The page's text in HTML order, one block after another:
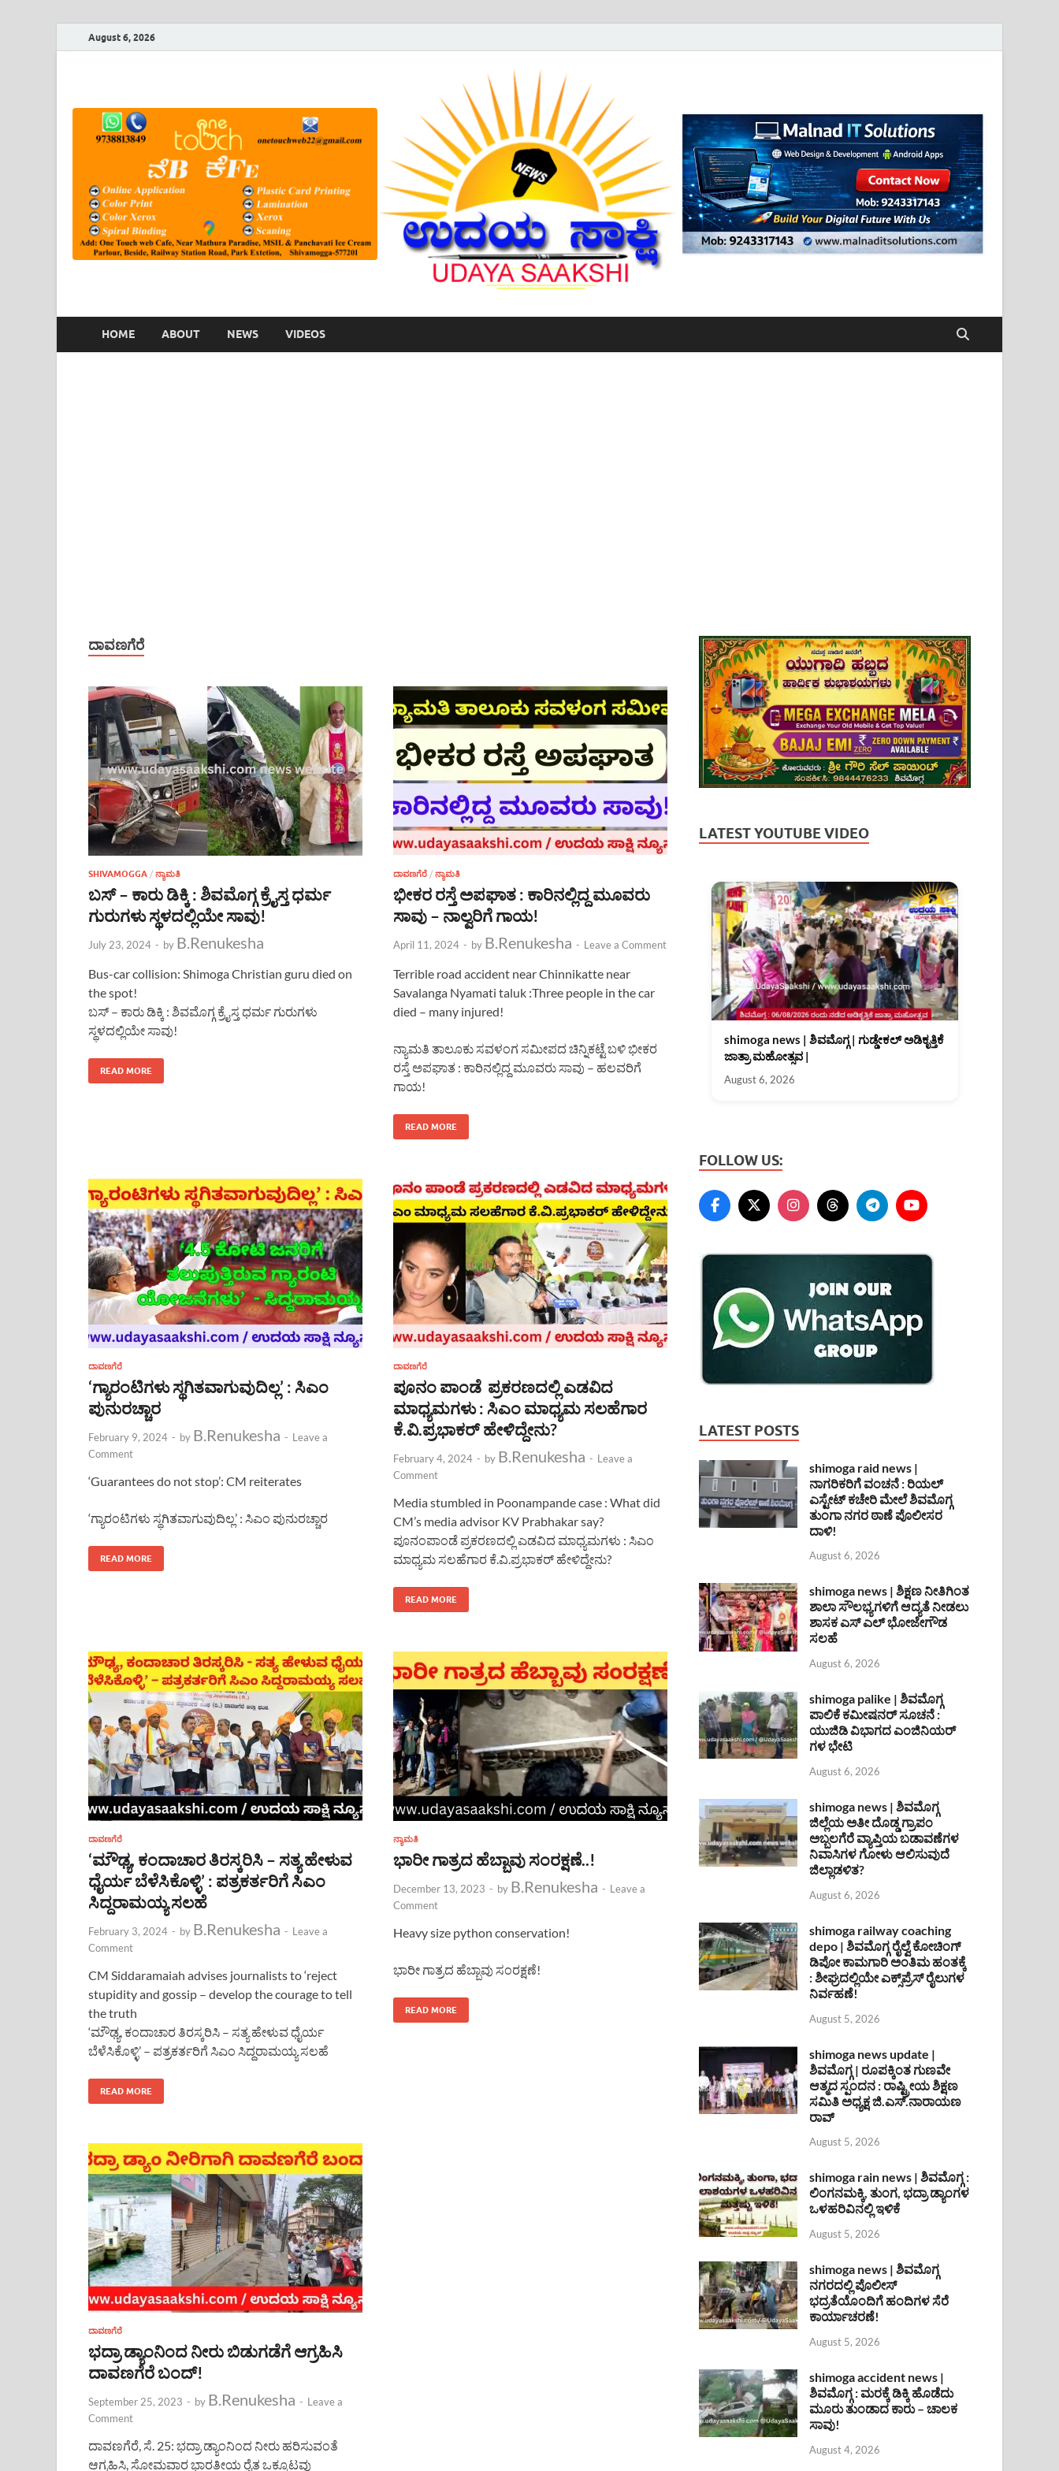
August 6, 2026
HOME ABOUT NEWS VIDEOS
ದಾವಣಗೆರೆ
SHIVAMOGGA / ನ್ಯಾಮತಿ
ಬಸ್ – ಕಾರು ಡಿಕ್ಕಿ : ಶಿವಮೊಗ್ಗ ಕ್ರೈಸ್ತ ಧರ್ಮ
ಗುರುಗಳು ಸ್ಥಳದಲ್ಲಿಯೇ ಸಾವು!
July 23, 2024 - by B.Renukesha
Bus-car collision: Shimoga Christian guru died on
the spot!
ಬಸ್ – ಕಾರು ಡಿಕ್ಕಿ : ಶಿವಮೊಗ್ಗ ಕ್ರೈಸ್ತ ಧರ್ಮ ಗುರುಗಳು
ಸ್ಥಳದಲ್ಲಿಯೇ ಸಾವು!
READ MORE
ದಾವಣಗೆರೆ / ನ್ಯಾಮತಿ
ಭೀಕರ ರಸ್ತೆ ಅಪಘಾತ : ಕಾರಿನಲ್ಲಿದ್ದ ಮೂವರು
ಸಾವು – ನಾಲ್ವರಿಗೆ ಗಾಯ!
April 11, 2024 - by B.Renukesha - Leave a Comment
Terrible road accident near Chinnikatte near
Savalanga Nyamati taluk :Three people in the car
died – many injured!
ನ್ಯಾಮತಿ ತಾಲೂಕು ಸವಳಂಗ ಸಮೀಪದ ಚಿನ್ನಿಕಟ್ಟೆ ಬಳಿ ಭೀಕರ
ರಸ್ತೆ ಅಪಘಾತ : ಕಾರಿನಲ್ಲಿದ್ದ ಮೂವರು ಸಾವು – ಹಲವರಿಗೆ
ಗಾಯ!
READ MORE
ದಾವಣಗೆರೆ
‘ಗ್ಯಾರಂಟಿಗಳು ಸ್ಥಗಿತವಾಗುವುದಿಲ್ಲ’ : ಸಿಎಂ
ಪುನುರಚ್ಚಾರ
February 9, 2024 - by B.Renukesha - Leave a
Comment
‘Guarantees do not stop’: CM reiterates
‘ಗ್ಯಾರಂಟಿಗಳು ಸ್ಥಗಿತವಾಗುವುದಿಲ್ಲ’ : ಸಿಎಂ ಪುನುರಚ್ಚಾರ
READ MORE
ದಾವಣಗೆರೆ
ಪೂನಂ ಪಾಂಡೆ ಪ್ರಕರಣದಲ್ಲಿ ಎಡವಿದ
ಮಾಧ್ಯಮಗಳು : ಸಿಎಂ ಮಾಧ್ಯಮ ಸಲಹೆಗಾರ
ಕೆ.ವಿ.ಪ್ರಭಾಕರ್ ಹೇಳಿದ್ದೇನು?
February 4, 2024 - by B.Renukesha - Leave a
Comment
Media stumbled in Poonampande case : What did
CM’s media advisor KV Prabhakar say?
ಪೂನಂಪಾಂಡೆ ಪ್ರಕರಣದಲ್ಲಿ ಎಡವಿದ ಮಾಧ್ಯಮಗಳು : ಸಿಎಂ
ಮಾಧ್ಯಮ ಸಲಹೆಗಾರ ಕೆ.ವಿ.ಪ್ರಭಾಕರ್ ಹೇಳಿದ್ದೇನು?
READ MORE
ದಾವಣಗೆರೆ
‘ಮೌಢ್ಯ, ಕಂದಾಚಾರ ತಿರಸ್ಕರಿಸಿ – ಸತ್ಯ ಹೇಳುವ
ಧೈರ್ಯ ಬೆಳೆಸಿಕೊಳ್ಳಿ’ : ಪತ್ರಕರ್ತರಿಗೆ ಸಿಎಂ
ಸಿದ್ದರಾಮಯ್ಯ ಸಲಹೆ
February 3, 2024 - by B.Renukesha - Leave a
Comment
CM Siddaramaiah advises journalists to ‘reject
stupidity and gossip – develop the courage to tell
the truth
‘ಮೌಢ್ಯ, ಕಂದಾಚಾರ ತಿರಸ್ಕರಿಸಿ – ಸತ್ಯ ಹೇಳುವ ಧೈರ್ಯ
ಬೆಳೆಸಿಕೊಳ್ಳಿ’ – ಪತ್ರಕರ್ತರಿಗೆ ಸಿಎಂ ಸಿದ್ದರಾಮಯ್ಯ ಸಲಹೆ
READ MORE
ನ್ಯಾಮತಿ
ಭಾರೀ ಗಾತ್ರದ ಹೆಬ್ಬಾವು ಸಂರಕ್ಷಣೆ..!
December 13, 2023 - by B.Renukesha - Leave a
Comment
Heavy size python conservation!
ಭಾರೀ ಗಾತ್ರದ ಹೆಬ್ಬಾವು ಸಂರಕ್ಷಣೆ!
READ MORE
ದಾವಣಗೆರೆ
ಭದ್ರಾ ಡ್ಯಾಂನಿಂದ ನೀರು ಬಿಡುಗಡೆಗೆ ಆಗ್ರಹಿಸಿ
ದಾವಣಗೆರೆ ಬಂದ್!
September 25, 2023 - by B.Renukesha - Leave a
Comment
ದಾವಣಗೆರೆ, ಸೆ. 25: ಭದ್ರಾ ಡ್ಯಾಂನಿಂದ ನೀರು ಹರಿಸುವಂತೆ
ಆಗ್ರಹಿಸಿ, ಸೋಮವಾರ ಭಾರತೀಯ ರೈತ ಒಕ್ಕೂಟವು
LATEST YOUTUBE VIDEO
shimoga news | ಶಿವಮೊಗ್ಗ | ಗುಡ್ಡೇಕಲ್ ಅಡಿಕೃತ್ತಿಕೆ
ಜಾತ್ರಾ ಮಹೋತ್ಸವ |
August 6, 2026
FOLLOW US:
LATEST POSTS
shimoga raid news |
ನಾಗರಿಕರಿಗೆ ವಂಚನೆ : ರಿಯಲ್
ಎಸ್ಟೇಟ್ ಕಚೇರಿ ಮೇಲೆ ಶಿವಮೊಗ್ಗ
ತುಂಗಾ ನಗರ ಠಾಣೆ ಪೊಲೀಸರ
ದಾಳಿ!
August 6, 2026
shimoga news | ಶಿಕ್ಷಣ ನೀತಿಗಿಂತ
ಶಾಲಾ ಸೌಲಭ್ಯಗಳಿಗೆ ಆದ್ಯತೆ ನೀಡಲು
ಶಾಸಕ ಎಸ್ ಎಲ್ ಭೋಜೇಗೌಡ
ಸಲಹೆ
August 6, 2026
shimoga palike | ಶಿವಮೊಗ್ಗ
ಪಾಲಿಕೆ ಕಮೀಷನರ್ ಸೂಚನೆ :
ಯುಜಿಡಿ ವಿಭಾಗದ ಎಂಜಿನಿಯರ್
ಗಳ ಭೇಟಿ
August 6, 2026
shimoga news | ಶಿವಮೊಗ್ಗ
ಜಿಲ್ಲೆಯ ಅತೀ ದೊಡ್ಡ ಗ್ರಾಪಂ
ಅಬ್ಬಲಗೆರೆ ವ್ಯಾಪ್ತಿಯ ಬಡಾವಣೆಗಳ
ನಿವಾಸಿಗಳ ಗೋಳು ಆಲಿಸುವುದೆ
ಜಿಲ್ಲಾಡಳಿತ?
August 6, 2026
shimoga railway coaching
depo | ಶಿವಮೊಗ್ಗ ರೈಲ್ವೆ ಕೋಚಿಂಗ್
ಡಿಪೋ ಕಾಮಗಾರಿ ಅಂತಿಮ ಹಂತಕ್ಕೆ
: ಶೀಘ್ರದಲ್ಲಿಯೇ ಎಕ್ಸ್‌ಪ್ರೆಸ್ ರೈಲುಗಳ
ನಿರ್ವಹಣೆ!
August 5, 2026
shimoga news update |
ಶಿವಮೊಗ್ಗ | ರೂಪಕ್ಕಿಂತ ಗುಣವೇ
ಆತ್ಮದ ಸ್ಪಂದನ : ರಾಷ್ಟ್ರೀಯ ಶಿಕ್ಷಣ
ಸಮಿತಿ ಅಧ್ಯಕ್ಷ ಜಿ.ಎಸ್.ನಾರಾಯಣ
ರಾವ್
August 5, 2026
shimoga rain news | ಶಿವಮೊಗ್ಗ :
ಲಿಂಗನಮಕ್ಕಿ, ತುಂಗ, ಭದ್ರಾ ಡ್ಯಾಂಗಳ
ಒಳಹರಿವಿನಲ್ಲಿ ಇಳಿಕೆ
August 5, 2026
shimoga news | ಶಿವಮೊಗ್ಗ
ನಗರದಲ್ಲಿ ಪೊಲೀಸ್
ಭದ್ರತೆಯೊಂದಿಗೆ ಹಂದಿಗಳ ಸೆರೆ
ಕಾರ್ಯಾಚರಣೆ!
August 5, 2026
shimoga accident news |
ಶಿವಮೊಗ್ಗ : ಮರಕ್ಕೆ ಡಿಕ್ಕಿ ಹೊಡೆದು
ಮೂರು ತುಂಡಾದ ಕಾರು – ಚಾಲಕ
ಸಾವು!
August 4, 2026